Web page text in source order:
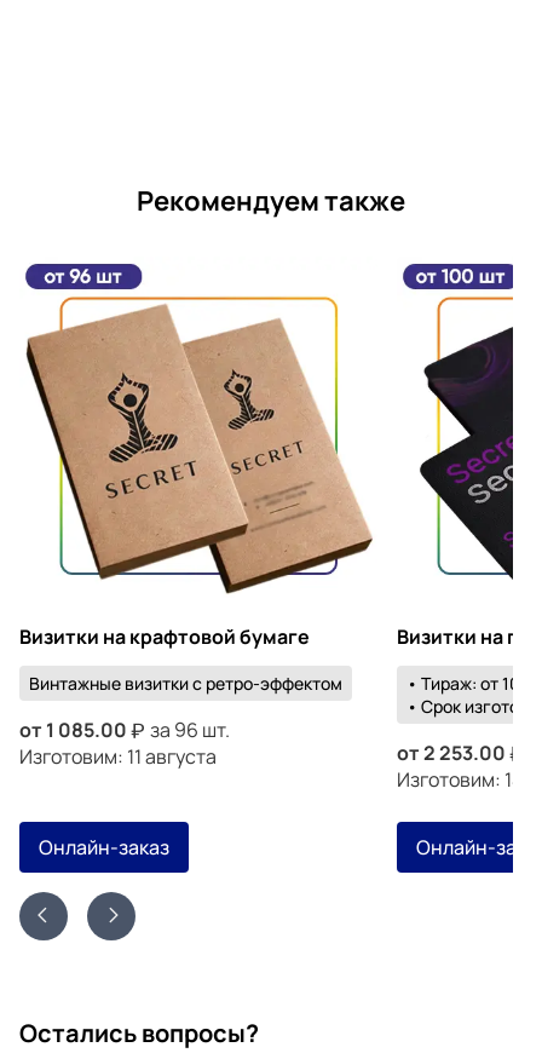
Рекомендуем также
Визитки на крафтовой бумаге
Винтажные визитки с ретро-эффектом
от 1 085.00
за 96 шт.
Изготовим: 11 августа
Онлайн-заказ
Визитки на
• Тираж: от 100
• Срок
от2 253.00
Изготовим: 14
Онлайн-
Остались вопросы?